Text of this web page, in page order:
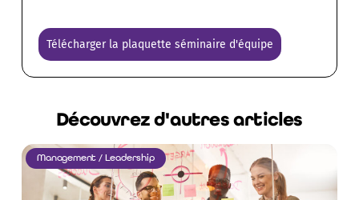
Télécharger la plaquette séminaire d'équipe
Découvrez d'autres articles
Management / Leadership